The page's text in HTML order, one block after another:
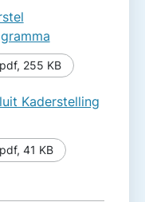
pdf, 255 KB
Kaderstelling
pdf, 41 KB